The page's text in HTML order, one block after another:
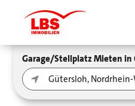
Garage/Stellplatz Mieten in